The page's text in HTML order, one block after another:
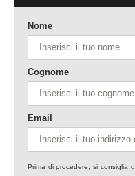
Nome
Cognome
Email
Prima di procedere, si consiglia